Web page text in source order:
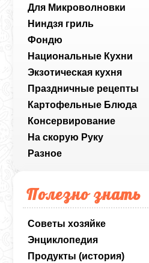
Для Микроволновки
Ниндзя гриль
Фондю
Национальные Кухни
Экзотическая кухня
Праздничные рецепты
Картофельные Блюда
Консервирование
На скорую Руку
Разное
Полезно знать
Советы хозяйке
Энциклопедия
Продукты (история)